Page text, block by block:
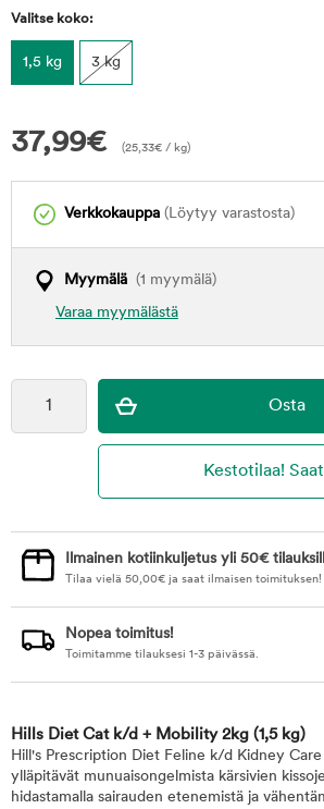
Valitse koko:
1,5 kg 3 kg
37,99€ (25,33€ / kg)
Verkkokauppa (Löytyy varastosta)
Myymälä (1 myymälä)
Varaa myymälästä
Ilmainen kotiinkuljetus yli 50€
Tilaa vielä 50,00€ ja saat ilmaisen toimituksen!
Nopea toimitus!
Toimitamme tilauksesi 1-3 päivässä.
Hills Diet Cat k/d + Mobility 2kg (1,5 kg)
Hill's Prescription Diet Feline k/d Kidney
ylläpitävät munuaisongelmista kärsivien
hidastamalla sairauden etenemistä ja